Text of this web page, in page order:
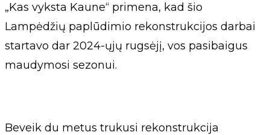
„Kas vyksta Kaune“ primena, kad šio
Lampėdžių paplūdimio rekonstrukcijos darbai
startavo dar 2024-ųjų rugsėjį, vos pasibaigus
maudymosi sezonui.
Beveik du metus trukusi rekonstrukcija